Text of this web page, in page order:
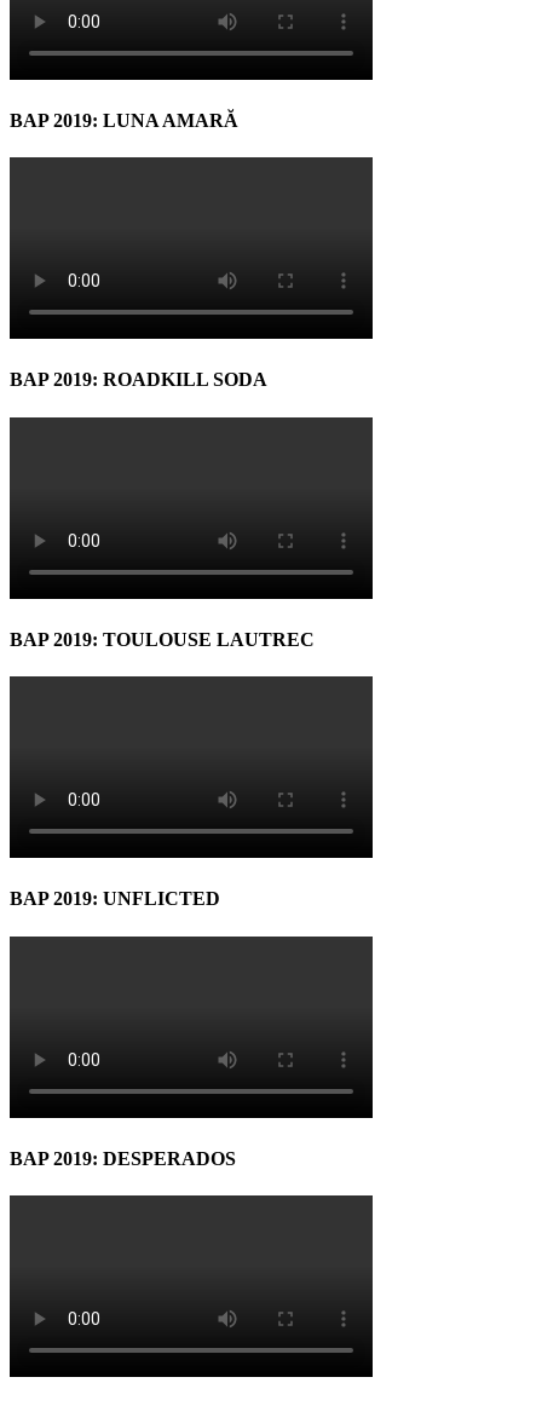
BAP 2019: LUNA AMARĂ
BAP 2019: ROADKILL SODA
BAP 2019: TOULOUSE LAUTREC
BAP 2019: UNFLICTED
BAP 2019: DESPERADOS